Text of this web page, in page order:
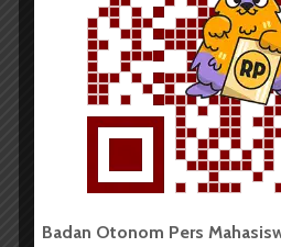
Wacana #Eps4
Pemutar
Video
00:00
Badan Otonom Pers